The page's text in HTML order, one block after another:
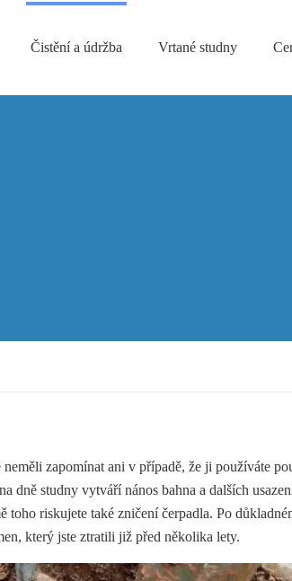
Čistění a údržba Vrtané studny
zapomínat ani v případě, že ji používáte
dně studny vytváří nános bahna a dalších
toho riskujete také zničení čerpadla. Po
který jste ztratili již před několika lety.